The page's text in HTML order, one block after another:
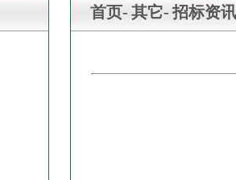
首页- 其它- 招标资讯